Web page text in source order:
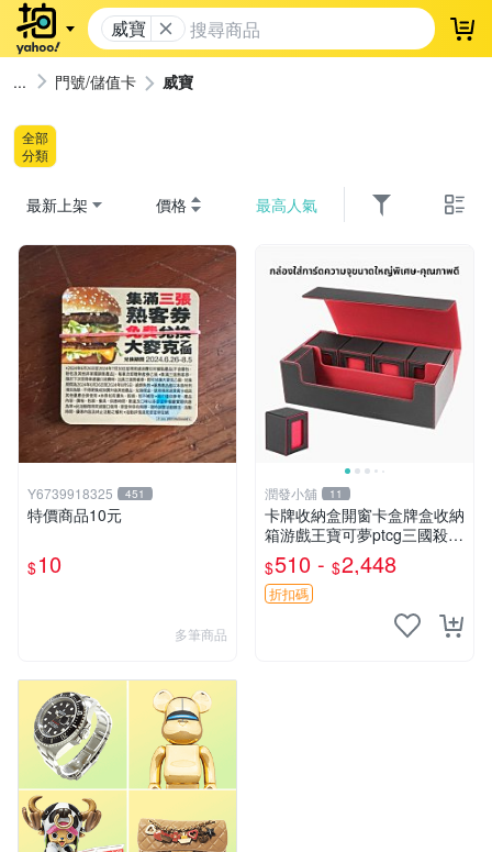
威寶 登
門號/儲值卡 威寶
全部
分類
最新上架 價格 最高人氣
Y6739918325 451
特價商品10元
$10
多筆商品
潤發小舖 11
卡牌收納盒開窗卡盒牌盒收納
箱游戲王寶可夢ptcg三國殺海
賊王dtcg
$510 - $2,448
折扣碼